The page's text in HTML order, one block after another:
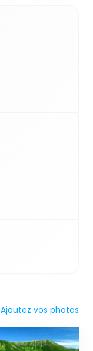
Ajoutez vos photos